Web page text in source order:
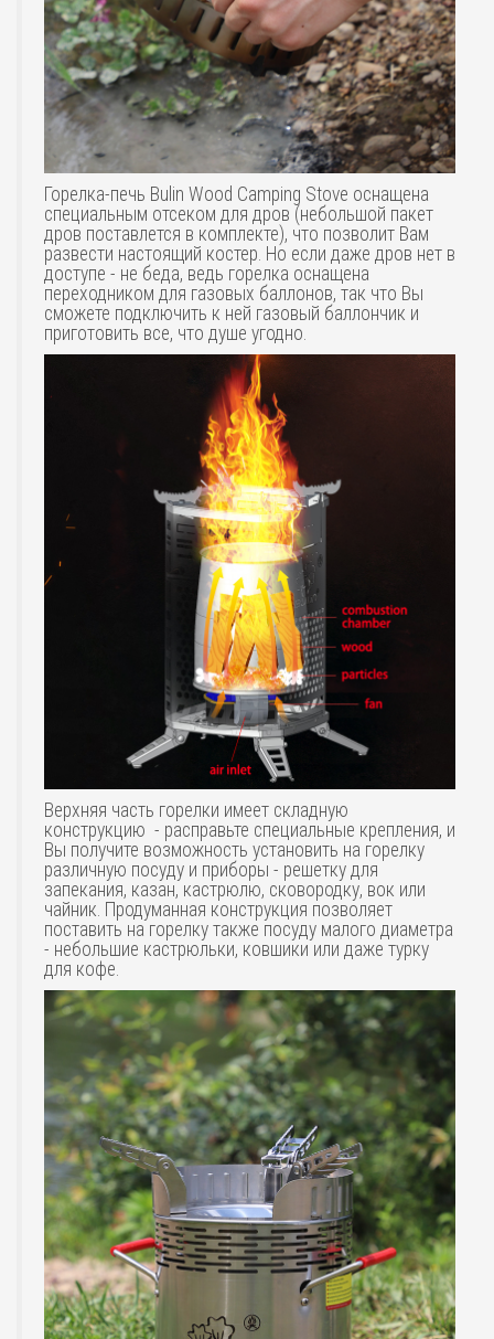
Горелка-печь Bulin Wood Camping Stove оснащена
специальным отсеком для дров (небольшой пакет
дров поставлется в комплекте), что позволит Вам
развести настоящий костер. Но если даже дров нет в
доступе - не беда, ведь горелка оснащена
переходником для газовых баллонов, так что Вы
сможете подключить к ней газовый баллончик и
приготовить все, что душе угодно.
Верхняя часть горелки имеет складную
конструкцию - расправьте специальные крепления, и
Вы получите возможность установить на горелку
различную посуду и приборы - решетку для
запекания, казан, кастрюлю, сковородку, вок или
чайник. Продуманная конструкция позволяет
поставить на горелку также посуду малого диаметра
- небольшие кастрюльки, ковшики или даже турку
для кофе.